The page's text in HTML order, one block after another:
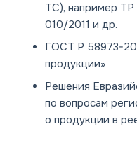
ТС), например
010/2011 и др.
ГОСТ Р 58973-
продукции»
Решения
по вопросам
о продукции в